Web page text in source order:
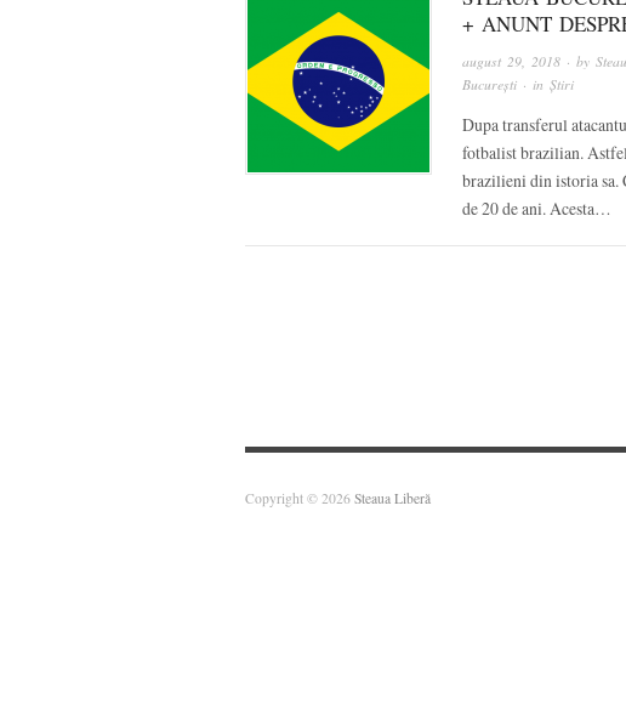
+ ANUNT
august 29, 2018 · by
București · in Știri
Dupa transferul
fotbalist brazilian.
brazilieni din istoria sa.
de 20 de ani. Acesta…
Copyright © 2026 Steaua Liberă